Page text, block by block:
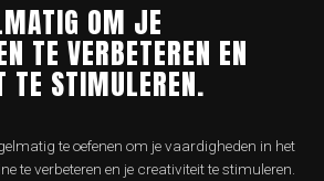
OM JE
TE VERBETEREN EN
TE STIMULEREN.
te oefenen om je vaardigheden in het
te verbeteren en je creativiteit te stimuleren.